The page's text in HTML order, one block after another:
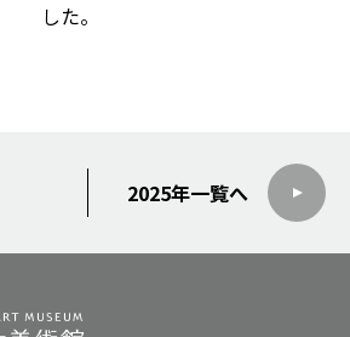
した。
2025年一覧へ